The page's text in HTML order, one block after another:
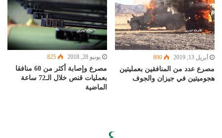
أبريل 13, 2019 890
مصرع عدد من المنافقين بعمليتين
هجوميتين في جيزان والجوف
يونيو 28, 2018 825
مصرع وإصابة أكثر من 60 منافقا
بعمليات قنص خلال الـ72 ساعة
الماضية